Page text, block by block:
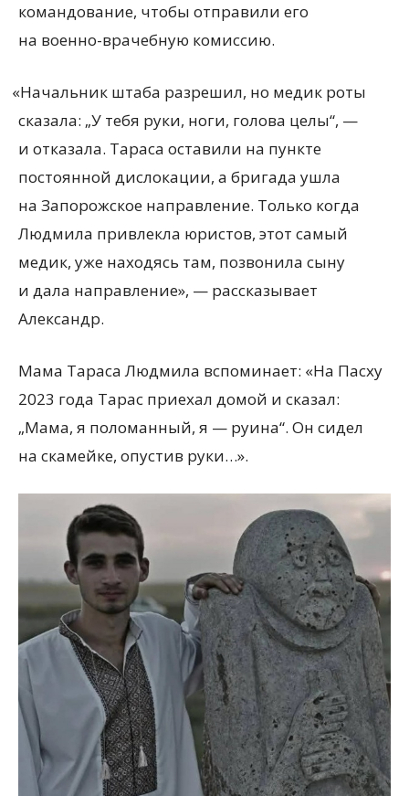
командование, чтобы отправили его
на военно-врачебную комиссию.
«Начальник штаба разрешил, но медик роты
сказала: „У тебя руки, ноги, голова целы“, —
и отказала. Тараса оставили на пункте
постоянной дислокации, а бригада ушла
на Запорожское направление. Только когда
Людмила привлекла юристов, этот самый
медик, уже находясь там, позвонила сыну
и дала направление», — рассказывает
Александр.
Мама Тараса Людмила вспоминает: «На Пасху
2023 года Тарас приехал домой и сказал:
„Мама, я поломанный, я — руина“. Он сидел
на скамейке, опустив руки…».